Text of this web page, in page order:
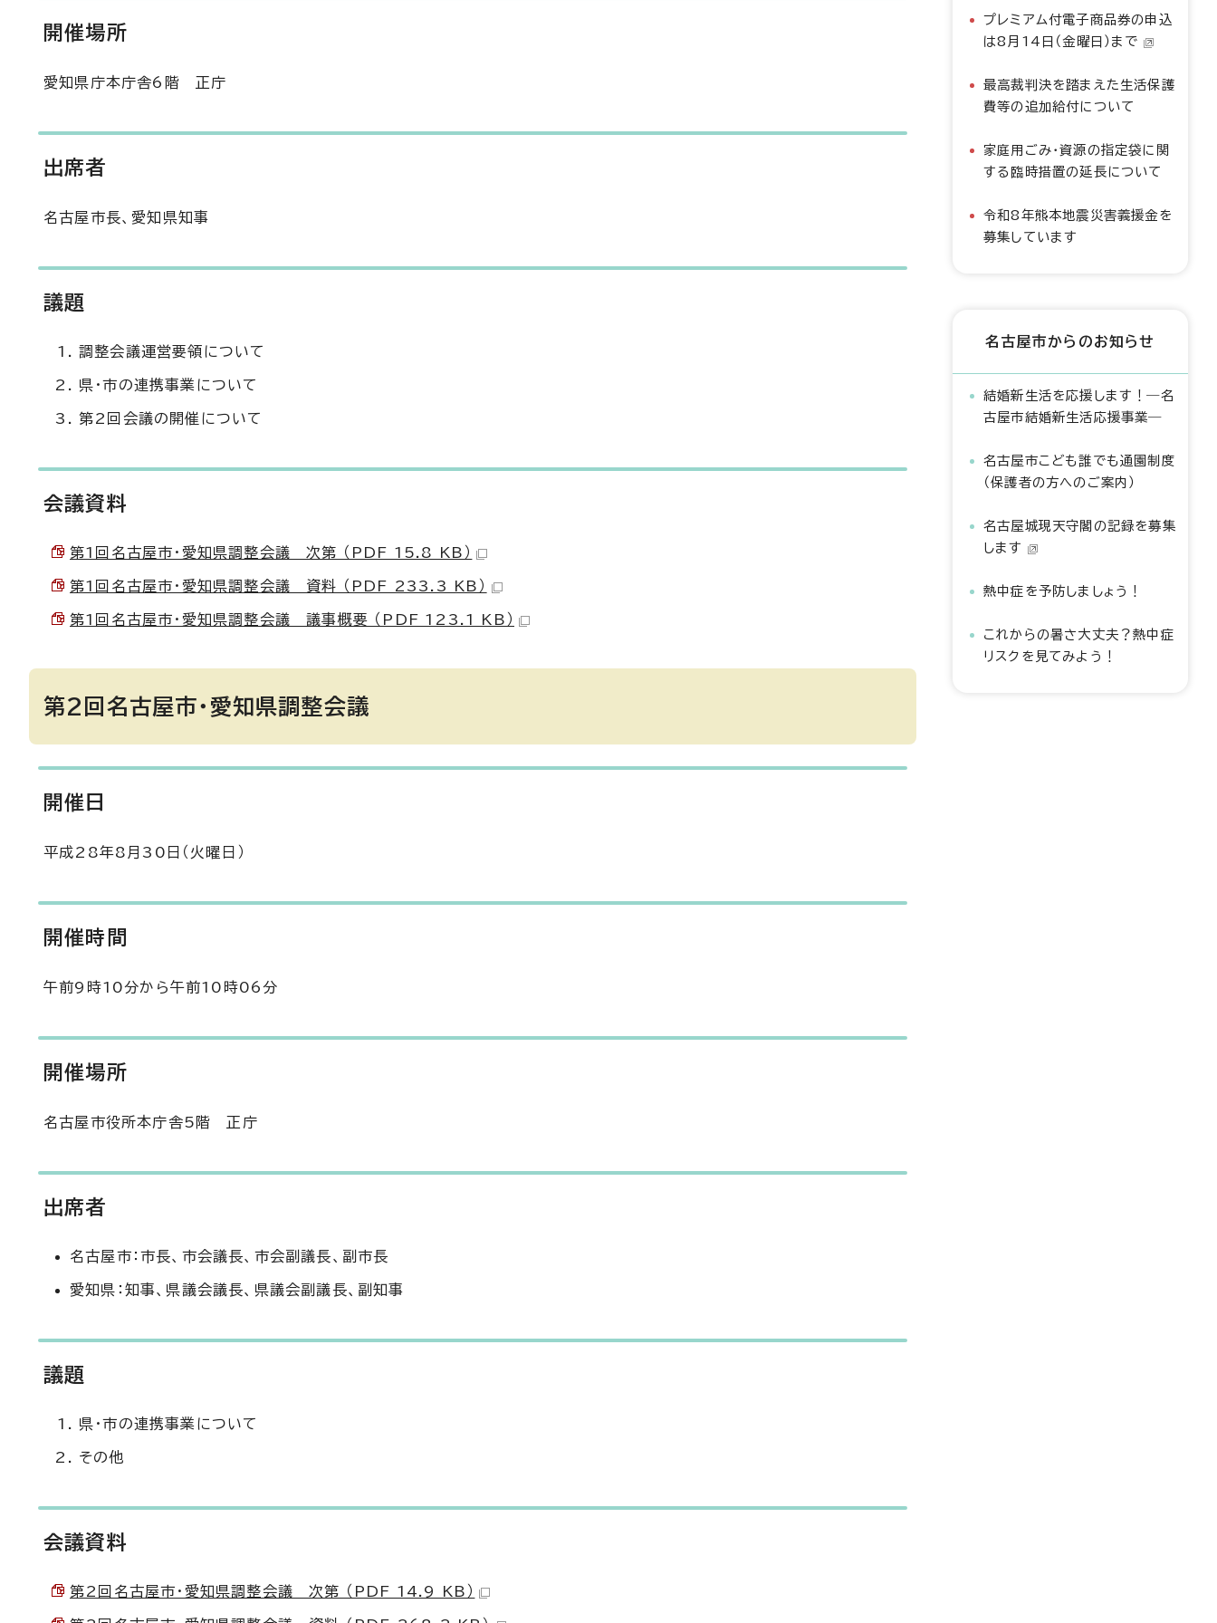
開催場所
愛知県庁本庁舎6階 正庁
出席者
名古屋市長、愛知県知事
議題
調整会議運営要領について
県・市の連携事業について
第2回会議の開催について
会議資料
第1回名古屋市・愛知県調整会議 次第 （PDF 15.8 KB）
第1回名古屋市・愛知県調整会議 資料 （PDF 233.3 KB）
第1回名古屋市・愛知県調整会議 議事概要 （PDF 123.1 KB）
第2回名古屋市・愛知県調整会議
開催日
平成28年8月30日（火曜日）
開催時間
午前9時10分から午前10時06分
開催場所
名古屋市役所本庁舎5階 正庁
出席者
名古屋市：市長、市会議長、市会副議長、副市長
愛知県：知事、県議会議長、県議会副議長、副知事
議題
県・市の連携事業について
その他
会議資料
第2回名古屋市・愛知県調整会議 次第 （PDF 14.9 KB）
プレミアム付電子商品券の申込
は8月14日（金曜日）まで
最高裁判決を踏まえた生活保護
費等の追加給付について
家庭用ごみ・資源の指定袋に関
する臨時措置の延長について
令和8年熊本地震災害義援金を
募集しています
名古屋市からのお知らせ
結婚新生活を応援します！―名
古屋市結婚新生活応援事業―
名古屋市こども誰でも通園制度
（保護者の方へのご案内）
名古屋城現天守閣の記録を募集
します
熱中症を予防しましょう！
これからの暑さ大丈夫？熱中症
リスクを見てみよう！